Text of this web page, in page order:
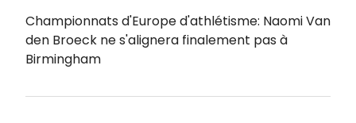
Championnats d'Europe d'athlétisme: Naomi Van
den Broeck ne s'alignera finalement pas à
Birmingham